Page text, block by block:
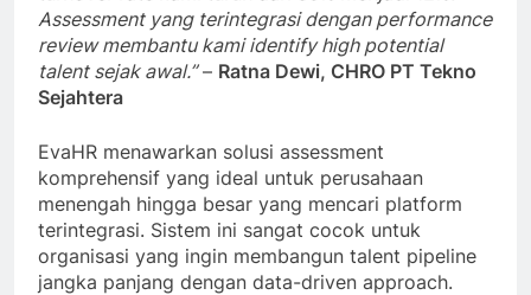
Assessment yang terintegrasi dengan performance
review membantu kami identify high potential
talent sejak awal.”– Ratna Dewi, CHRO PT Tekno
Sejahtera
EvaHR menawarkan solusi assessment
komprehensif yang ideal untuk perusahaan
menengah hingga besar yang mencari platform
terintegrasi. Sistem ini sangat cocok untuk
organisasi yang ingin membangun talent pipeline
jangka panjang dengan data-driven approach.